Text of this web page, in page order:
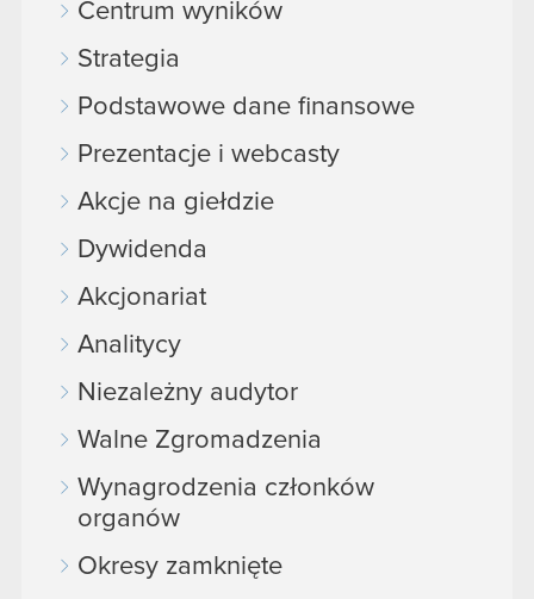
Centrum wyników
Strategia
Podstawowe dane finansowe
Prezentacje i webcasty
Akcje na giełdzie
Dywidenda
Akcjonariat
Analitycy
Niezależny audytor
Walne Zgromadzenia
Wynagrodzenia członków
organów
Okresy zamknięte